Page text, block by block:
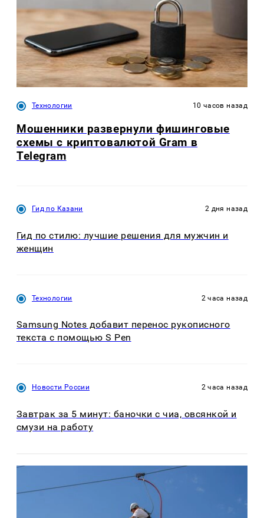
Технологии 10 часов назад
Мошенники развернули фишинговые
схемы с криптовалютой Gram в
Telegram
Гид по Казани 2 дня назад
Гид по стилю: лучшие решения для мужчин и
женщин
Технологии 2 часа назад
Samsung Notes добавит перенос рукописного
текста с помощью S Pen
Новости России 2 часа назад
Завтрак за 5 минут: баночки с чиа, овсянкой и
смузи на работу